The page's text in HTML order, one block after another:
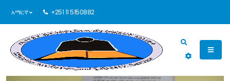
አማርኛ +251 11 5150882